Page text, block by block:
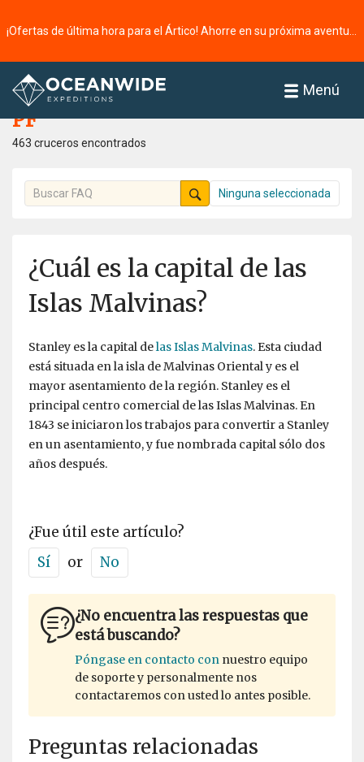
Menú
Página principal
PF
463 cruceros encontrados
Ninguna seleccionada
¿Cuál es la capital de las
Islas Malvinas?
Stanley es la capital delas Islas Malvinas. Esta ciudad
está situada en la isla de Malvinas Oriental y es el
mayor asentamiento de la región. Stanley es el
principal centro comercial de las Islas Malvinas. En
1843 se iniciaron los trabajos para convertir a Stanley
en un asentamiento, y fue nombrada capital sólo dos
años después.
¿Fue útil este artículo?
Sí
or No
¿No encuentra las respuestas que
está buscando?
Póngase en contacto con nuestro equipo
de soporte y personalmente nos
contactaremos con usted lo antes posible.
Preguntas relacionadas